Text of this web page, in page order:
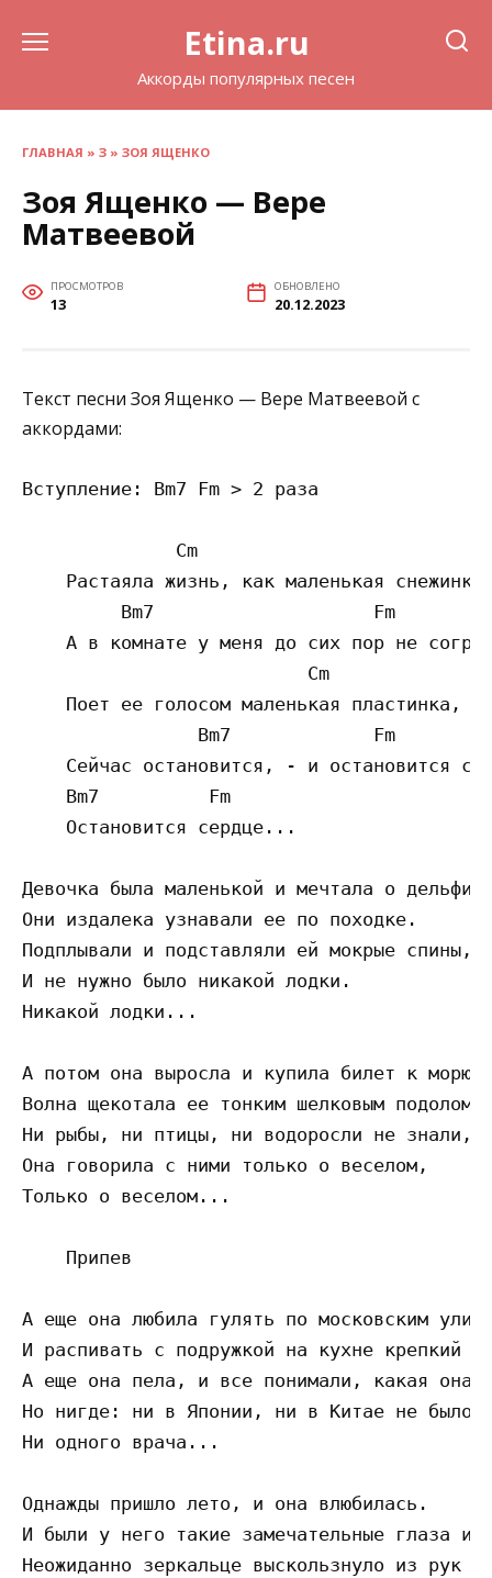
Etina.ru
Аккорды популярных песен
ГЛАВНАЯ » З » ЗОЯ ЯЩЕНКО
Зоя Ященко — Вере
Матвеевой
ПРОСМОТРОВ
13
ОБНОВЛЕНО
20.12.2023
Текст песни Зоя Ященко — Вере Матвеевой с
аккордами:
Вступление: Bm7 Fm > 2 раза
              Cm
Растаяла жизнь, как маленькая
Bm7
А в комнате у меня до сих пор не
                          Cm
    Поет ее голосом маленькая пластинка,
Bm7
Сейчас остановится, - и остановится
    Bm7          Fm
    Остановится сердце...
Девочка была маленькой и мечтала о
Они издалека узнавали ее по походке.
Подплывали и подставляли ей мокрые спины,
И не нужно было никакой лодки.
Никакой лодки...
А потом она выросла и купила билет к морю,
Волна щекотала ее тонким шелковым подолом.
Ни рыбы, ни птицы, ни водоросли не знали,
Она говорила с ними только о веселом,
Только о веселом...
    Припев
А еще она любила гулять по московским
И распивать с подружкой на кухне крепкий
А еще она пела, и все понимали, какая она
Но нигде: ни в Японии, ни в Китае не было
Ни одного врача...
Однажды пришло лето, и она влюбилась.
И были у него такие замечательные глаза и
Неожиданно зеркальце выскользнуло из рук